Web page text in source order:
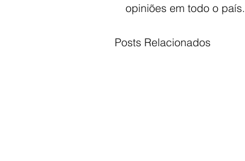
opiniões em todo o país.
Posts Relacionados